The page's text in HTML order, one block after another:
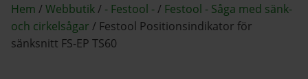
Hem /Webbutik/ - Festool -/ Festool - Såga med sänk-
och cirkelsågar / Festool Positionsindikator för
sänksnitt FS-EP TS60